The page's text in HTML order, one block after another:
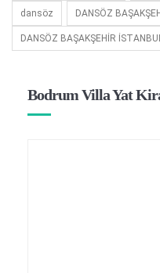
dansöz DANSÖZ
DANSÖZ BAŞAKŞEHİR İSTANBUL
Bodrum Villa Yat